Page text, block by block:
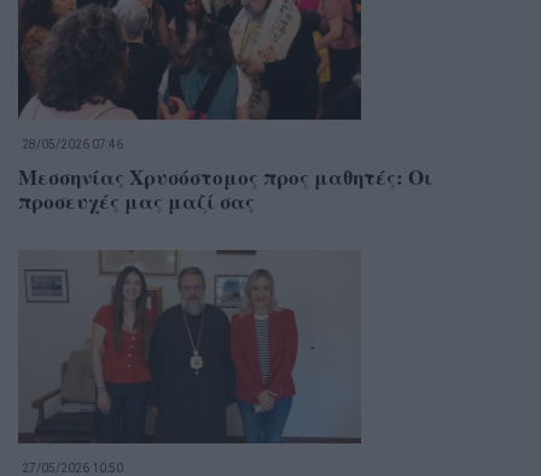
28/05/2026 07:46
Μεσσηνίας Χρυσόστομος προς μαθητές: Οι
προσευχές μας μαζί σας
27/05/2026 10:50